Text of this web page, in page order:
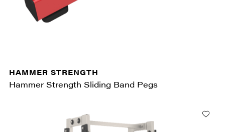
HAMMER STRENGTH
Hammer Strength Sliding Band Pegs